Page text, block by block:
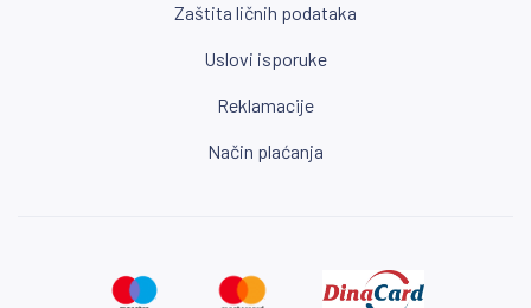
Zaštita ličnih podataka
Uslovi isporuke
Reklamacije
Način plaćanja